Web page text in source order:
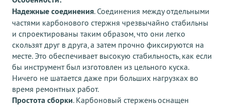
Надежные соединения. Соединения между отдельными
частями карбонового стержня чрезвычайно стабильны
и спроектированы таким образом, что они легко
скользят друг в друга, а затем прочно фиксируются на
месте. Это обеспечивает высокую стабильность, как если
бы инструмент был изготовлен из цельного куска.
Ничего не шатается даже при больших нагрузках во
время ремонтных работ.
Простота сборки. Карбоновый стержень оснащен